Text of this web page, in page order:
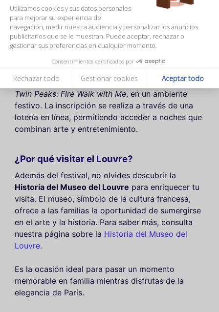
Utilizamos cookies y sus datos personales
para mejorar su experiencia de
navegación, medir nuestra audiencia y personalizar los anuncios
publicitarios que se le muestran. Puede aceptar, rechazar o
gestionar sus preferencias en cualquier momento.
Consentimientos certificados por
Rechazar todo Gestionar cookies Aceptar todo
proyecciones gratuitas y conciertos.
Una experiencia familiar única
Los niños y los padres podrán disfrutar de
cine, comoVirgin Suicides de Sofia Coppola y
Twin Peaks: Fire Walk with Me, en un ambiente
festivo. La inscripción se realiza a través de una
lotería en línea, permitiendo acceder a noches que
combinan arte y entretenimiento.
¿Por qué visitar el Louvre?
Además del festival, no olvides descubrir la
Historia del Museo del Louvre para enriquecer tu
visita. El museo, símbolo de la cultura francesa,
ofrece a las familias la oportunidad de sumergirse
en el arte y la historia. Para saber más, consulta
nuestra página sobre la Historia del Museo del
Louvre.
Es la ocasión ideal para pasar un momento
memorable en familia mientras disfrutas de la
elegancia de París.